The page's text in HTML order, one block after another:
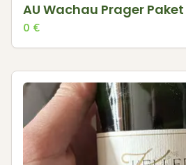
AU Wachau Prager Paket
0 €